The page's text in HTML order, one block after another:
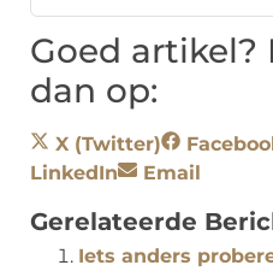
Goed artikel?
dan op:
X (Twitter)
LinkedIn
Email
Gerelateerde
Iets anders